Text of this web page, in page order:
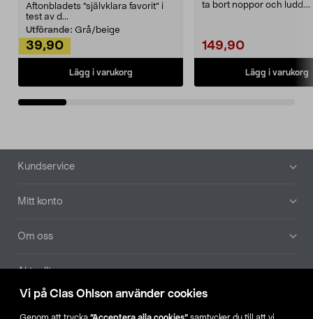
Vi på Clas Ohlson använder cookies
Aftonbladets "självklara favorit” i
test av d...
Utförande: Grå/beige
39,90
Lägg i varukorg
ta bort noppor och ludd.
149,90
Lägg i varukorg
Sidfot
Kundservice
Mitt konto
Om oss
Aktuellt